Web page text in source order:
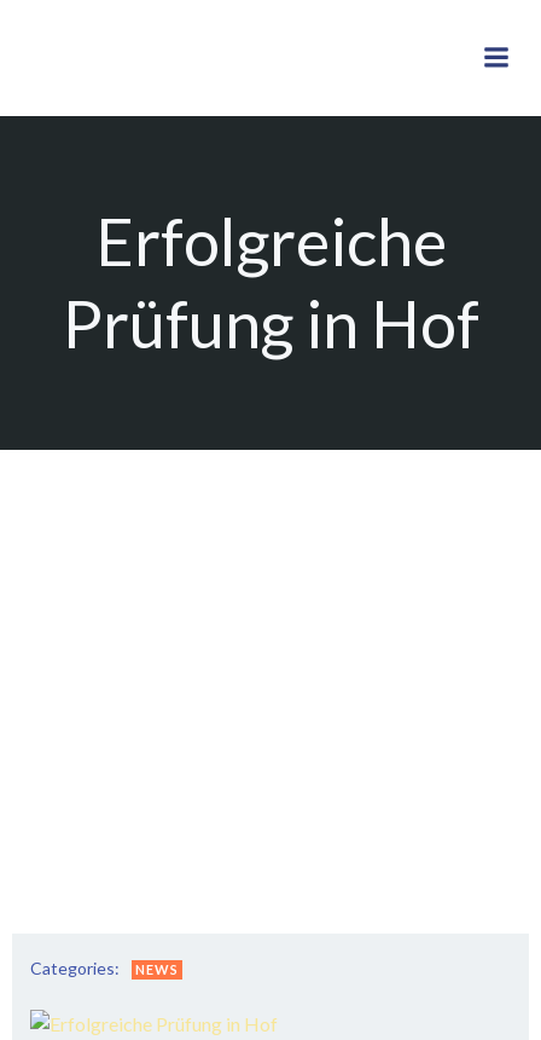
Erfolgreiche
Prüfung in Hof
Categories: NEWS